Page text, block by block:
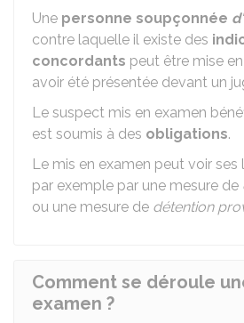
Une personne soupçonnée
contre laquelle il existe des
concordants peut être mise
avoir été présentée devant un
Le suspect mis en examen
est soumis à des obligations.
Le mis en examen peut voir ses
par exemple par une mesure de
ou une mesure de détention
Comment se déroule
examen ?